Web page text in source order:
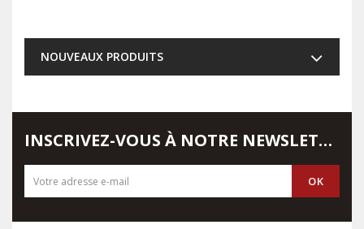
NOUVEAUX PRODUITS
INSCRIVEZ-VOUS À NOTRE NEWSLETTER